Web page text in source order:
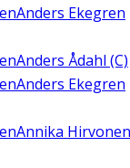
Anders Ekegren
Anders Ådahl (C)
Anders Ekegren
Annika Hirvonen